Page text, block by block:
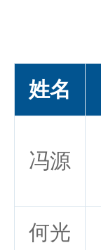
姓名
冯源
何光